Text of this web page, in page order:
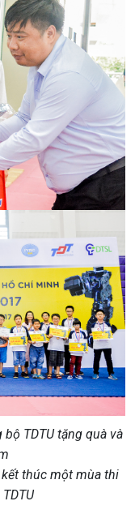
TDTU tặng quà và
kết thúc một mùa thi